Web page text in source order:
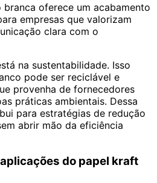
oferece um acabamento
empresas que valorizam
clara com o
na sustentabilidade. Isso
pode ser reciclável e
provenha de fornecedores
práticas ambientais. Dessa
para estratégias de redução
abrir mão da eficiência
do papel kraft